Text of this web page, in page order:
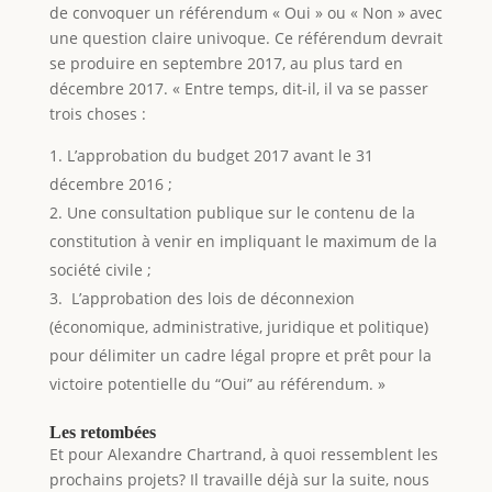
de convoquer un référendum « Oui » ou « Non » avec
une question claire univoque. Ce référendum devrait
se produire en septembre 2017, au plus tard en
décembre 2017. « Entre temps, dit-il, il va se passer
trois choses :
L’approbation du budget 2017 avant le 31
décembre 2016 ;
Une consultation publique sur le contenu de la
constitution à venir en impliquant le maximum de la
société civile ;
L’approbation des lois de déconnexion
(économique, administrative, juridique et politique)
pour délimiter un cadre légal propre et prêt pour la
victoire potentielle du “Oui” au référendum. »
Les retombées
Et pour Alexandre Chartrand, à quoi ressemblent les
prochains projets? Il travaille déjà sur la suite, nous